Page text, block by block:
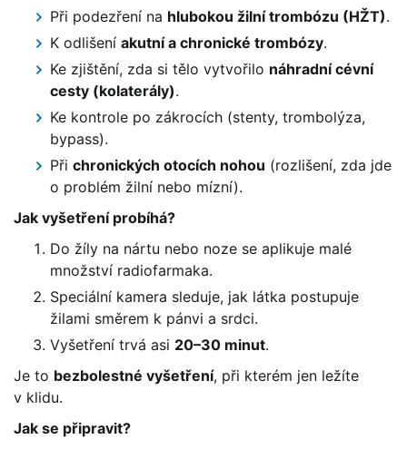
Při podezření na hlubokou žilní trombózu (HŽT).
K odlišení akutní a chronické trombózy.
Ke zjištění, zda si tělo vytvořilo náhradní cévní
cesty (kolaterály).
Ke kontrole po zákrocích (stenty, trombolýza,
bypass).
Při chronických otocích nohou (rozlišení, zda jde
o problém žilní nebo mízní).
Jak vyšetření probíhá?
Do žíly na nártu nebo noze se aplikuje malé
množství radiofarmaka.
Speciální kamera sleduje, jak látka postupuje
žilami směrem k pánvi a srdci.
Vyšetření trvá asi 20–30 minut.
Je to bezbolestné vyšetření, při kterém jen ležíte
v klidu.
Jak se připravit?